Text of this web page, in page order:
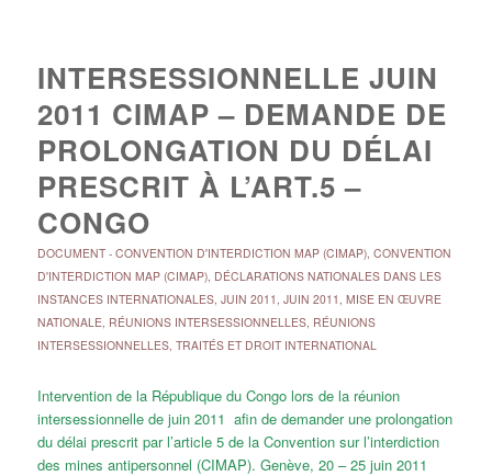
INTERSESSIONNELLE JUIN
2011 CIMAP – DEMANDE DE
PROLONGATION DU DÉLAI
PRESCRIT À L’ART.5 –
CONGO
DOCUMENT- CONVENTION D'INTERDICTION MAP (CIMAP), CONVENTION
D'INTERDICTION MAP (CIMAP), DÉCLARATIONS NATIONALES DANS LES
INSTANCES INTERNATIONALES, JUIN 2011 , JUIN 2011 , MISE EN ŒUVRE
NATIONALE, RÉUNIONS INTERSESSIONNELLES, RÉUNIONS
INTERSESSIONNELLES, TRAITÉS ET DROIT INTERNATIONAL
Intervention de la République du Congo lors de la réunion
intersessionnelle de juin 2011 afin de demander une prolongation
du délai prescrit par l’article 5 de la Convention sur l’interdiction
des mines antipersonnel (CIMAP). Genève, 20 – 25 juin 2011